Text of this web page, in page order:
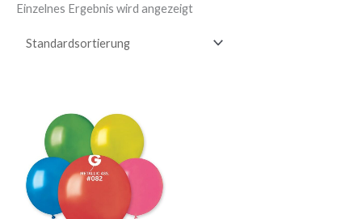
Einzelnes Ergebnis wird angezeigt